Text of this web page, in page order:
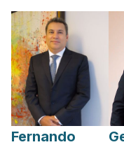
Fernando